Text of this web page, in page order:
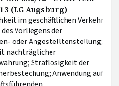
(LG Augsburg)
im geschäftlichen Verkehr
Vorliegens der
oder Angestelltenstellung;
nachträglicher
Straflosigkeit der
Anwendung auf